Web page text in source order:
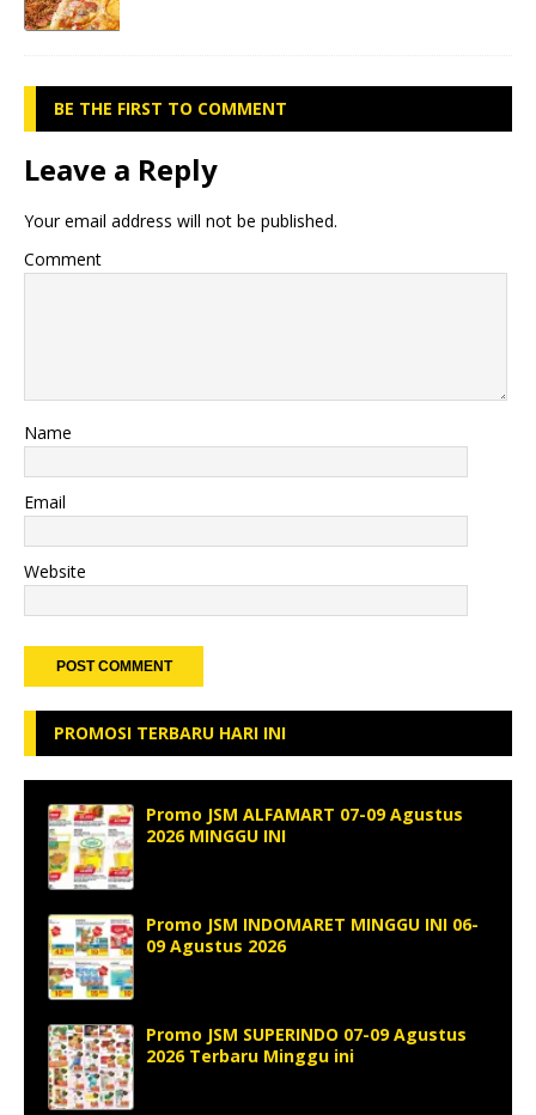
BE THE FIRST TO COMMENT
Leave a Reply
Your email address will not be published.
Comment
Name
Email
Website
PROMOSI TERBARU HARI INI
Promo JSM ALFAMART 07-09 Agustus
2026 MINGGU INI
Promo JSM INDOMARET MINGGU INI 06-
09 Agustus 2026
Promo JSM SUPERINDO 07-09 Agustus
2026 Terbaru Minggu ini